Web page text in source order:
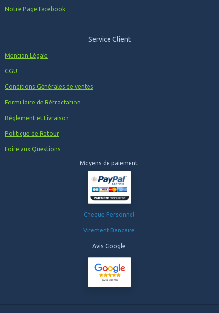
Notre Page Facebook
Service Client
Mention Légale
CGU
Conditions Générales de ventes
Formulaire de Rétractation
Règlement et Livraison
Politique de Retour
Foire aux Questions
Moyens de paiement
Cheque Personnel
Virement Bancaire
Avis Google